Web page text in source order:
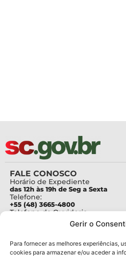
Gerir o
Para fornecer as melhores experiências,
cookies para armazenar e/ou aceder a
FALE CONOSCO
Horário de Expediente
das 12h às 19h de Seg a Sexta
Telefone:
+55 (48) 3665-4800
Telefone da Ouvidoria
Para assuntos relacionados à
pesquisa@fapesc.sc.gov.br